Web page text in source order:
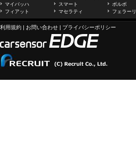
マイバッハ
スマート ボルボ
フィアット
マセラティ フェラーリ
利用規約 | お問い合わせ | プライバシーポリシー